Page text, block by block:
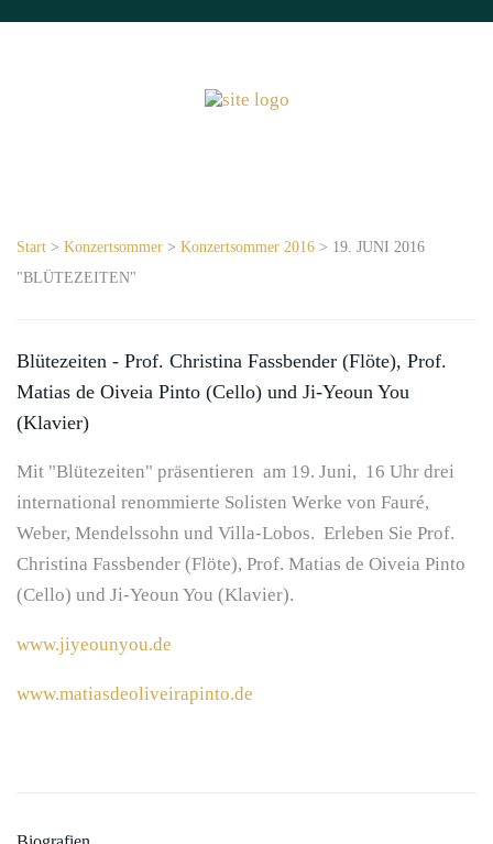
Start > Konzertsommer > Konzertsommer 2016 > 19. JUNI 2016
"BLÜTEZEITEN"
Blütezeiten - Prof. Christina Fassbender (Flöte), Prof.
Matias de Oiveia Pinto (Cello) und Ji-Yeoun You
(Klavier)
Mit "Blütezeiten" präsentieren am 19. Juni, 16 Uhr drei
international renommierte Solisten Werke von Fauré,
Weber, Mendelssohn und Villa-Lobos. Erleben Sie Prof.
Christina Fassbender (Flöte), Prof. Matias de Oiveia Pinto
(Cello) und Ji-Yeoun You (Klavier).
www.jiyeounyou.de
www.matiasdeoliveirapinto.de